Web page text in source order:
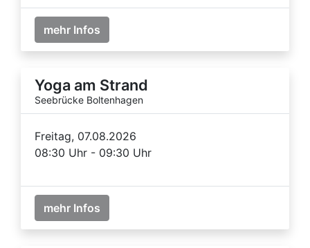
mehr Infos
Yoga am Strand
Seebrücke Boltenhagen
Freitag, 07.08.2026
08:30 Uhr - 09:30 Uhr
mehr Infos